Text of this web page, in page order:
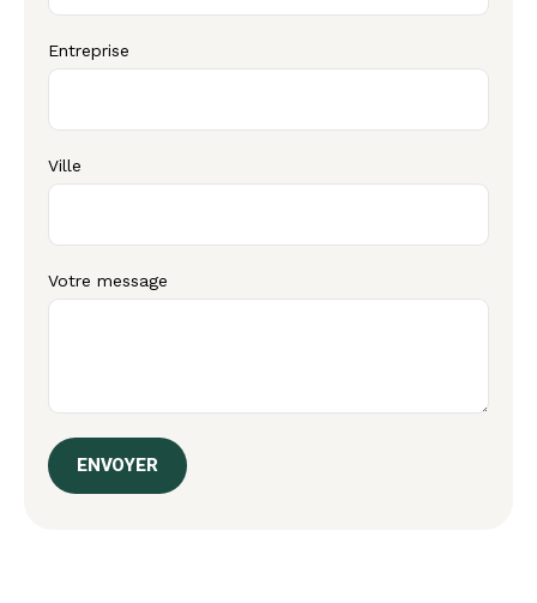
Entreprise
Ville
Votre message
ENVOYER